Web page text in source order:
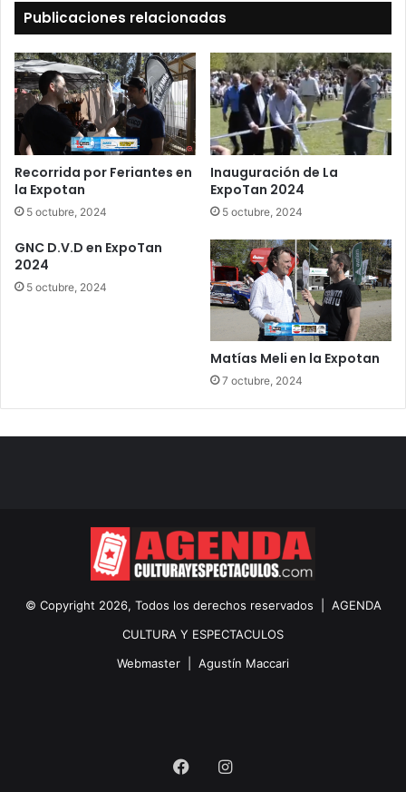
Publicaciones relacionadas
Recorrida por Feriantes en
la Expotan
5 octubre, 2024
Inauguración de La
ExpoTan 2024
5 octubre, 2024
GNC D.V.D en ExpoTan
2024
5 octubre, 2024
Matías Meli en la Expotan
7 octubre, 2024
© Copyright 2026, Todos los derechos reservados | AGENDA
CULTURA Y ESPECTACULOS
Webmaster | Agustín Maccari